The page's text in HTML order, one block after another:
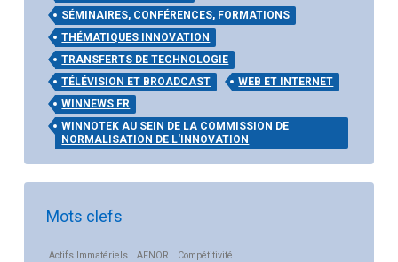
SÉMINAIRES, CONFÉRENCES, FORMATIONS
THÉMATIQUES INNOVATION
TRANSFERTS DE TECHNOLOGIE
TÉLÉVISION ET BROADCAST
WEB ET INTERNET
WINNEWS FR
WINNOTEK AU SEIN DE LA COMMISSION DE
NORMALISATION DE L'INNOVATION
Mots clefs
Actifs Immatériels AFNOR Compétitivité